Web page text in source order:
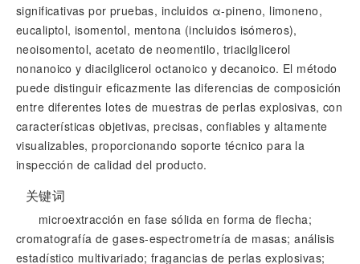
significativas por pruebas, incluidos α-pineno, limoneno,
eucaliptol, isomentol, mentona (incluidos isómeros),
neoisomentol, acetato de neomentilo, triacilglicerol
nonanoico y diacilglicerol octanoico y decanoico. El método
puede distinguir eficazmente las diferencias de composición
entre diferentes lotes de muestras de perlas explosivas, con
características objetivas, precisas, confiables y altamente
visualizables, proporcionando soporte técnico para la
inspección de calidad del producto.
关键词
microextracción en fase sólida en forma de flecha;
cromatografía de gases-espectrometría de masas; análisis
estadístico multivariado; fragancias de perlas explosivas;